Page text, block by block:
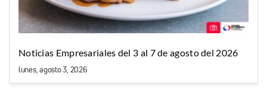
Noticias Empresariales del 3 al 7 de agosto del 2026
lunes, agosto 3, 2026